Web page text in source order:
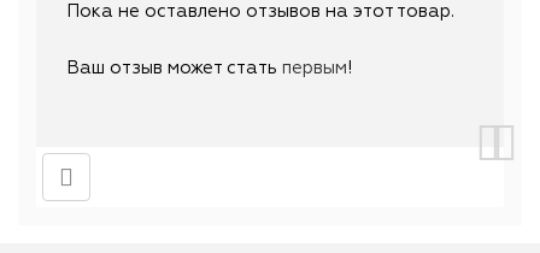
Пока не оставлено отзывов на этот товар.
Ваш отзыв может стать первым!